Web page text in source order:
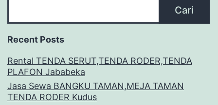
Cari
Recent Posts
Rental TENDA SERUT,TENDA RODER,TENDA
PLAFON Jababeka
Jasa Sewa BANGKU TAMAN,MEJA TAMAN
TENDA RODER Kudus